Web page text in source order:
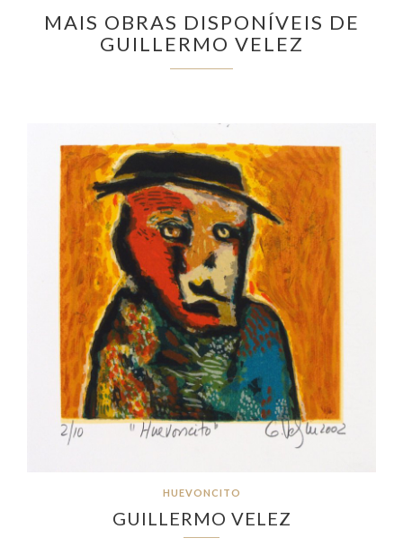
MAIS OBRAS DISPONÍVEIS DE
GUILLERMO VELEZ
HUEVONCITO
GUILLERMO VELEZ